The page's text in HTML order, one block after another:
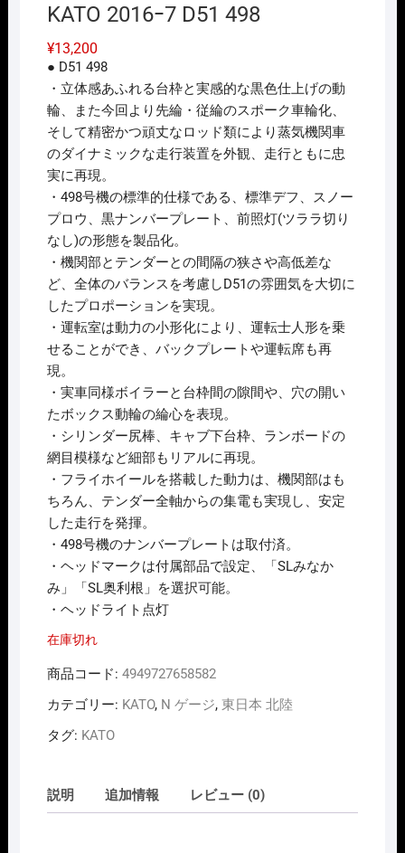
KATO 2016ｰ7 D51 498
¥13,200
● D51 498
・立体感あふれる台枠と実感的な黒色仕上げの動
輪、また今回より先綸・従綸のスポーク車輪化、
そして精密かつ頑丈なロッド類により蒸気機関車
のダイナミックな走行装置を外観、走行ともに忠
実に再現。
・498号機の標準的仕様である、標準デフ、スノー
プロウ、黒ナンバープレート、前照灯(ツララ切り
なし)の形態を製品化。
・機関部とテンダーとの間隔の狭さや高低差な
ど、全体のバランスを考慮しD51の雰囲気を大切に
したプロポーションを実現。
・運転室は動力の小形化により、運転士人形を乗
せることができ、バックプレートや運転席も再
現。
・実車同様ボイラーと台枠間の隙間や、穴の開い
たボックス動輪の綸心を表現。
・シリンダー尻棒、キャブ下台枠、ランボードの
網目模様など細部もリアルに再現。
・フライホイールを搭載した動力は、機関部はも
ちろん、テンダー全軸からの集電も実現し、安定
した走行を発揮。
・498号機のナンバープレートは取付済。
・ヘッドマークは付属部品で設定、「SLみなか
み」「SL奥利根」を選択可能。
・ヘッドライト点灯
在庫切れ
商品コード: 4949727658582
カテゴリー: KATO, N ゲージ, 東日本 北陸
タグ: KATO
説明 追加情報 レビュー (0)